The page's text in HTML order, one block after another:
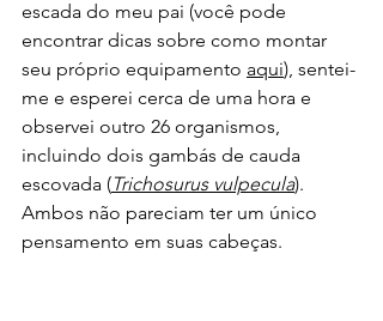
escada do meu pai (você pode
encontrar dicas sobre como montar
seu próprio equipamento aqui), sentei-
me e esperei cerca de uma hora e
observei outro 26 organismos,
incluindo dois gambás de cauda
escovada (Trichosurus vulpecula).
Ambos não pareciam ter um único
pensamento em suas cabeças.